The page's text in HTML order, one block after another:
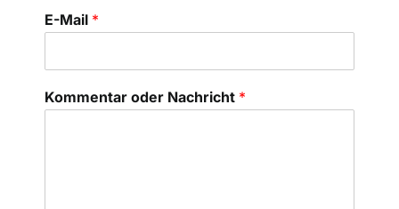
E-Mail *
Kommentar oder Nachricht *